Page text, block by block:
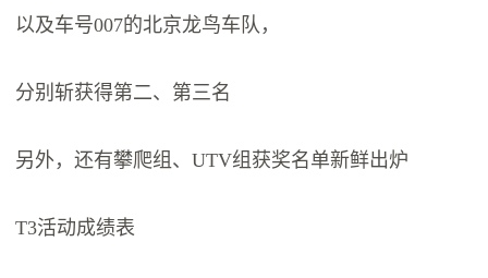
以及车号007的北京龙鸟车队，
分别斩获得第二、第三名
另外，还有攀爬组、UTV组获奖名单新鲜出炉
T3活动成绩表